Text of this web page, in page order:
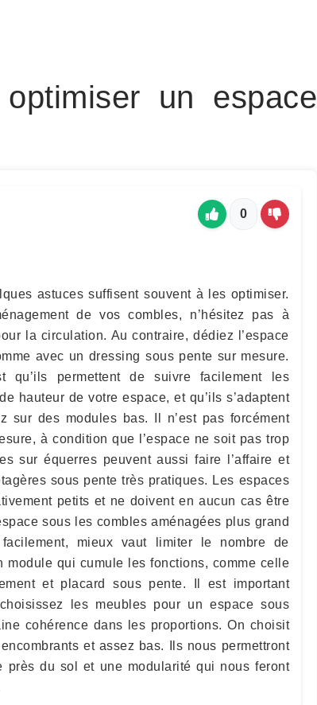
un espace
0
astuces suffisent souvent à les optimiser.
de vos combles, n’hésitez pas à
la circulation. Au contraire, dédiez l’espace
avec un dressing sous pente sur mesure.
qu’ils permettent de suivre facilement les
hauteur de votre espace, et qu’ils s’adaptent
sur des modules bas. Il n’est pas forcément
à condition que l’espace ne soit pas trop
sur équerres peuvent aussi faire l’affaire et
sous pente très pratiques. Les espaces
petits et ne doivent en aucun cas être
sous les combles aménagées plus grand
mieux vaut limiter le nombre de
module qui cumule les fonctions, comme celle
et placard sous pente. Il est important
les meubles pour un espace sous
cohérence dans les proportions. On choisit
et assez bas. Ils nous permettront
près du sol et une modularité qui nous feront